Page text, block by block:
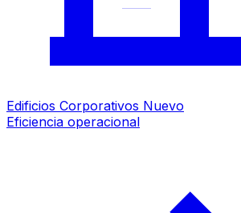
Edificios Corporativos Nuevo
Eficiencia operacional